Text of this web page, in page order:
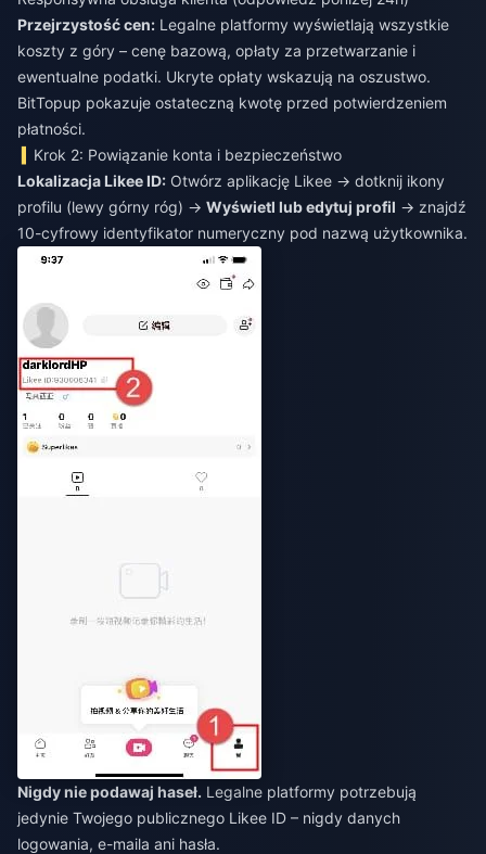
Przejrzystość cen: Legalne platformy wyświetlają wszystkie
koszty z góry – cenę bazową, opłaty za przetwarzanie i
ewentualne podatki. Ukryte opłaty wskazują na oszustwo.
BitTopup pokazuje ostateczną kwotę przed potwierdzeniem
płatności.
Krok 2: Powiązanie konta i bezpieczeństwo
Lokalizacja Likee ID: Otwórz aplikację Likee → dotknij ikony
profilu (lewy górny róg) → Wyświetl lub edytuj profil → znajdź
10-cyfrowy identyfikator numeryczny pod nazwą użytkownika.
Nigdy nie podawaj haseł. Legalne platformy potrzebują
jedynie Twojego publicznego Likee ID – nigdy danych
logowania, e-maila ani hasła.